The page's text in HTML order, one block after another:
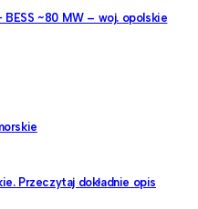
~80 MW – woj. opolskie
Przeczytaj dokładnie opis